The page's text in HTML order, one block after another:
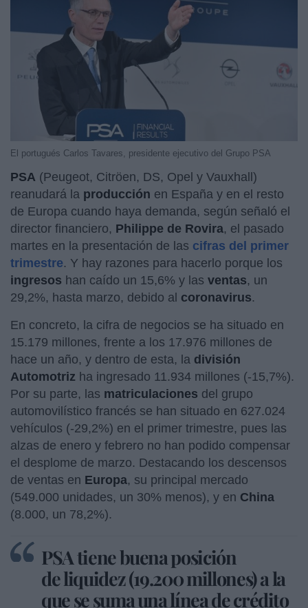
El portugués Carlos Tavares, presidente ejecutivo del Grupo PSA
PSA (Peugeot, Citröen, DS, Opel y Vauxhall)
reanudará la producción en España y en el resto
de Europa cuando haya demanda, según señaló el
director financiero, Philippe de Rovira, el pasado
martes en la presentación de las cifras del primer
trimestre. Y hay razones para hacerlo porque los
ingresos han caído un 15,6% y las ventas, un
29,2%, hasta marzo, debido al coronavirus.
En concreto, la cifra de negocios se ha situado en
15.179 millones, frente a los 17.976 millones de
hace un año, y dentro de esta, la división
Automotriz ha ingresado 11.934 millones (-15,7%).
Por su parte, las matriculaciones del grupo
automovilístico francés se han situado en 627.024
vehículos (-29,2%) en el primer trimestre, pues las
alzas de enero y febrero no han podido compensar
el desplome de marzo. Destacando los descensos
de ventas en Europa, su principal mercado
(549.000 unidades, un 30% menos), y en China
(8.000, un 78,2%).
PSA tiene buena posición
de liquidez (19.200 millones) a la
que se suma una línea de crédito